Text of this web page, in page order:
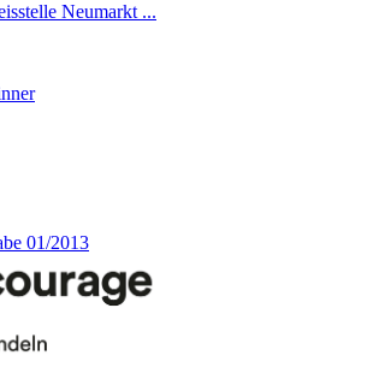
Neumarkt ...
01/2013